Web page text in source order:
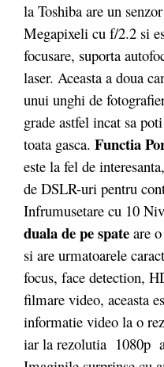
la Toshiba are un
Megapixeli cu f/2.2 si
focusare, suporta
laser. Aceasta a doua
unui unghi de
grade astfel incat sa
toata gasca. Functia
este la fel de
de DSLR-uri pentru
Infrumusetare cu 10
duala de pe spate are
si are urmatoarele
focus, face detection,
filmare video, aceasta
informatie video la o
iar la rezolutia 1080p